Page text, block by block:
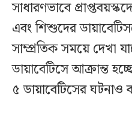
সাধারণভাবে
এবং শিশুদের
সাম্প্রতিক সময়ে দেখা
ডায়াবেটিসে আক্রান্ত
৫ ডায়াবেটিসের ঘটনাও